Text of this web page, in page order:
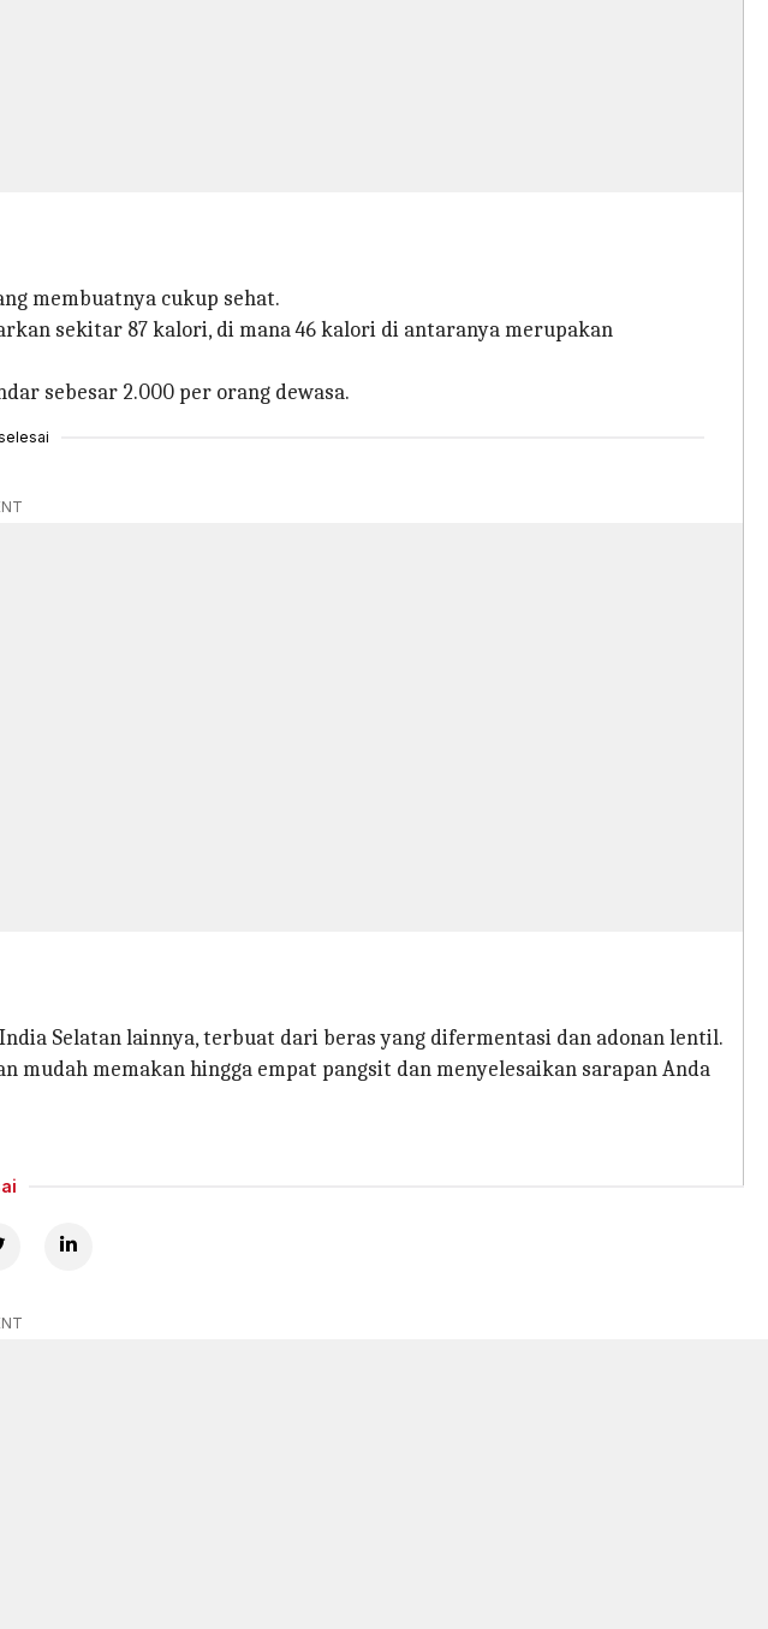
membuatnya cukup sehat.
sekitar 87 kalori, di mana 46 kalori di antaranya merupakan
sebesar 2.000 per orang dewasa.
Selatan lainnya, terbuat dari beras yang difermentasi dan adonan lentil.
mudah memakan hingga empat pangsit dan menyelesaikan sarapan Anda